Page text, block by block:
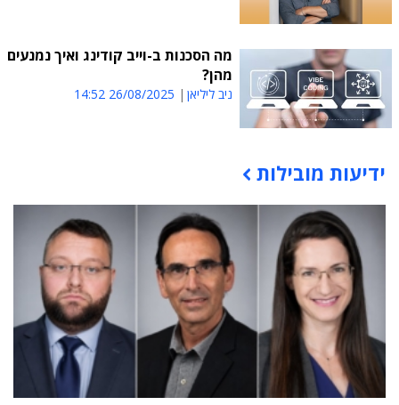
מה הסכנות ב-וייב קודינג ואיך נמנעים
מהן?
ניב ליליאן 26/08/2025 14:52
תוכן פרסומי
ידיעות מובילות